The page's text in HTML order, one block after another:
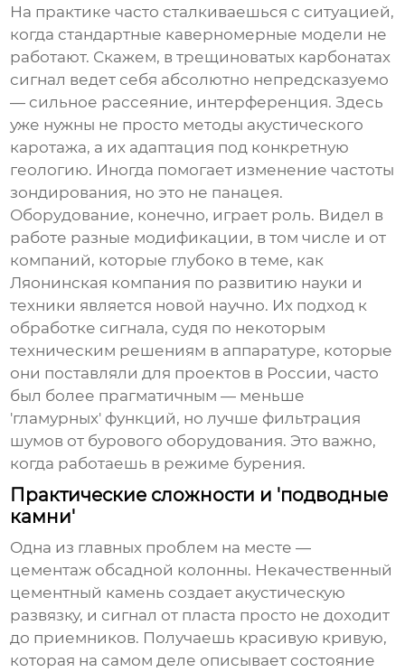
На практике часто сталкиваешься с ситуацией,
когда стандартные каверномерные модели не
работают. Скажем, в трещиноватых карбонатах
сигнал ведет себя абсолютно непредсказуемо
— сильное рассеяние, интерференция. Здесь
уже нужны не просто методы акустического
каротажа, а их адаптация под конкретную
геологию. Иногда помогает изменение частоты
зондирования, но это не панацея.
Оборудование, конечно, играет роль. Видел в
работе разные модификации, в том числе и от
компаний, которые глубоко в теме, как
Ляонинская компания по развитию науки и
техники является новой научно. Их подход к
обработке сигнала, судя по некоторым
техническим решениям в аппаратуре, которые
они поставляли для проектов в России, часто
был более прагматичным — меньше
'гламурных' функций, но лучше фильтрация
шумов от бурового оборудования. Это важно,
когда работаешь в режиме бурения.
Практические сложности и 'подводные
камни'
Одна из главных проблем на месте —
цементаж обсадной колонны. Некачественный
цементный камень создает акустическую
развязку, и сигнал от пласта просто не доходит
до приемников. Получаешь красивую кривую,
которая на самом деле описывает состояние